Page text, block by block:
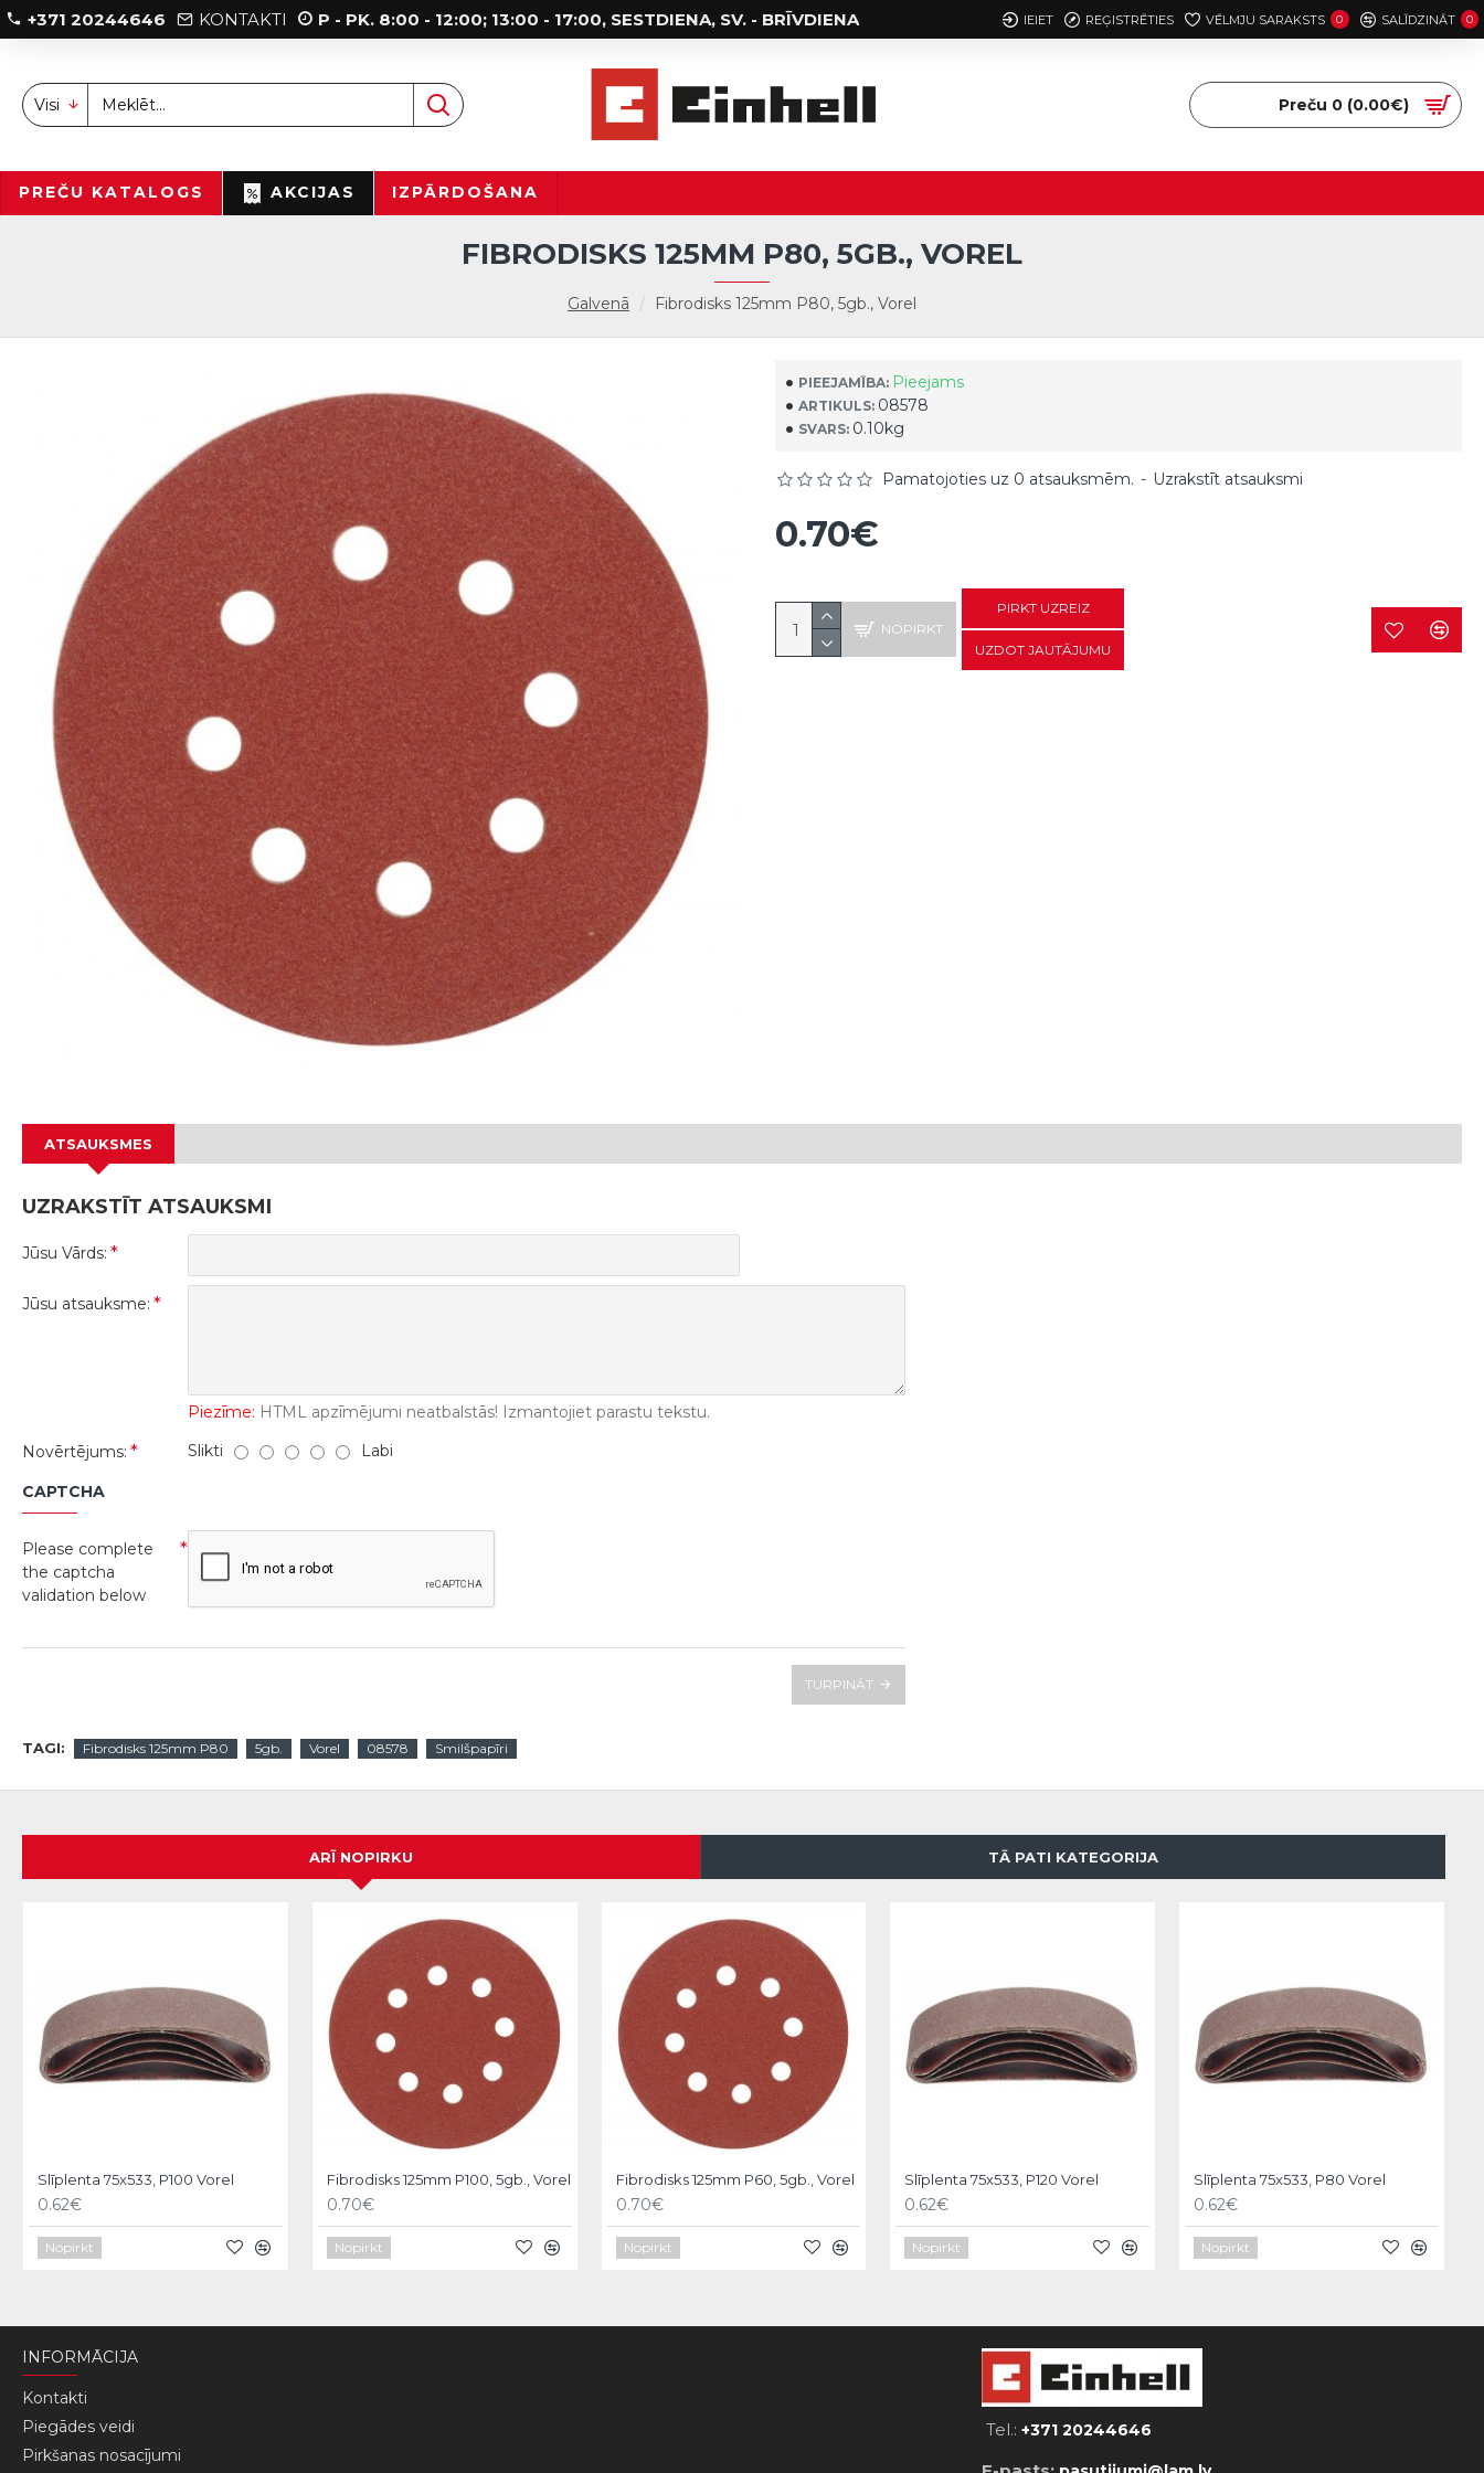
+371 20244646 KONTAKTI P - PK. 8:00 - 12:00; 13:00 - 17:00, SESTDIENA, SV. - BRĪVDIENA IEIET REĢISTRĒTIES VĒLMJU SARAKSTS 0 SALĪDZINĀT 0
Visi Preču 0 (0.00€)
PREČU KATALOGS AKCIJAS IZPĀRDOŠANA
Galvenā Fibrodisks 125mm P80, 5gb., Vorel
FIBRODISKS 125MM P80, 5GB., VOREL
PIEEJAMĪBA: Pieejams
ARTIKULS: 08578
SVARS: 0.10kg
Pamatojoties uz 0 atsauksmēm. - Uzrakstīt atsauksmi
0.70€
NOPIRKT
PIRKT UZREIZ
UZDOT JAUTĀJUMU
ATSAUKSMES
UZRAKSTĪT ATSAUKSMI
Jūsu Vārds:
Jūsu atsauksme:
Piezīme: HTML apzīmējumi neatbalstās! Izmantojiet parastu tekstu.
Novērtējums:
Slikti Labi
CAPTCHA
Please complete
the captcha
validation below
TURPINĀT
TAGI: Fibrodisks 125mm P80 5gb. Vorel 08578 Smilšpapīri
ARĪ NOPIRKU TĀ PATI KATEGORIJA
Slīplenta 75x533, P100 Vorel
0.62€
Nopirkt
Fibrodisks 125mm P100, 5gb., Vorel
0.70€
Nopirkt
Fibrodisks 125mm P60, 5gb., Vorel
0.70€
Nopirkt
Slīplenta 75x533, P120 Vorel
0.62€
Nopirkt
Slīplenta 75x533, P80 Vorel
0.62€
Nopirkt
INFORMĀCIJA
Kontakti
Piegādes veidi
Pirkšanas nosacījumi
Tel.:+371 20244646